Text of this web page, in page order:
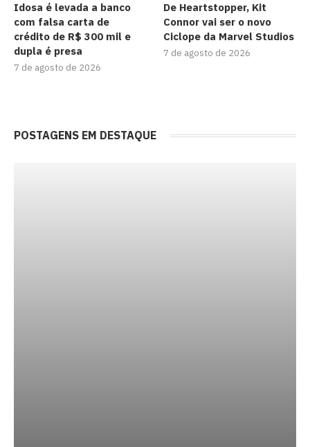
Idosa é levada a banco
com falsa carta de
crédito de R$ 300 mil e
dupla é presa
7 de agosto de 2026
De Heartstopper, Kit
Connor vai ser o novo
Ciclope da Marvel Studios
7 de agosto de 2026
POSTAGENS EM DESTAQUE